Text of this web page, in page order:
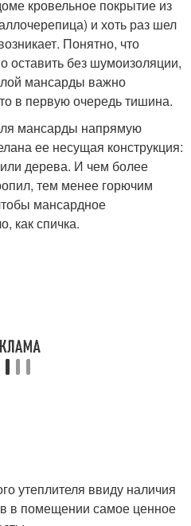
кровельное покрытие из
и хоть раз шел
Понятно, что
без шумоизоляции,
мансарды важно
в первую очередь тишина.
мансарды напрямую
ее несущая конструкция:
дерева. И чем более
тем менее горючим
мансардное
как спичка.
утеплителя ввиду наличия
в помещении самое ценное